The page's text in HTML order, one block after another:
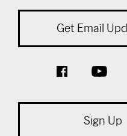
Get Email
Sign Up